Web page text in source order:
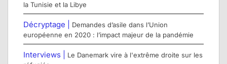
la Tunisie et la Libye
Décryptage |
Demandes d’asile dans l’Union
européenne en 2020 : l’impact majeur de la pandémie
Interviews |
Le Danemark vire à l'extrême droite sur les